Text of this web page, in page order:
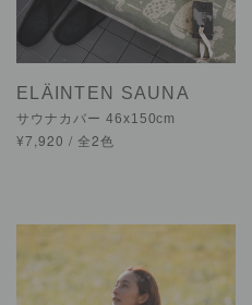
ELÄINTEN SAUNA
サウナカバー 46x150cm
¥7,920 / 全2色